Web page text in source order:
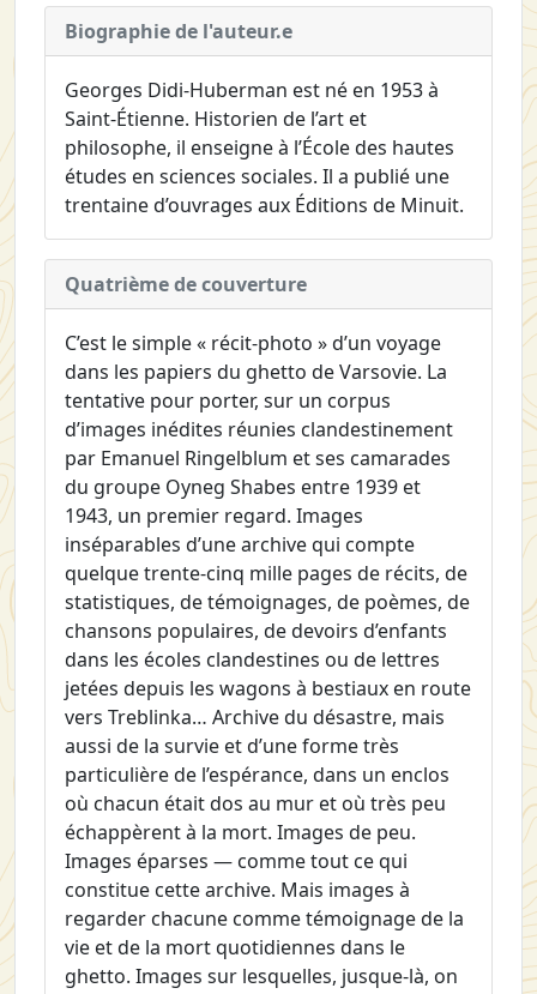
Biographie de l'auteur.e
Georges Didi-Huberman est né en 1953 à
Saint-Étienne. Historien de l’art et
philosophe, il enseigne à l’École des hautes
études en sciences sociales. Il a publié une
trentaine d’ouvrages aux Éditions de Minuit.
Quatrième de couverture
C’est le simple « récit-photo » d’un voyage
dans les papiers du ghetto de Varsovie. La
tentative pour porter, sur un corpus
d’images inédites réunies clandestinement
par Emanuel Ringelblum et ses camarades
du groupe Oyneg Shabes entre 1939 et
1943, un premier regard. Images
inséparables d’une archive qui compte
quelque trente-cinq mille pages de récits, de
statistiques, de témoignages, de poèmes, de
chansons populaires, de devoirs d’enfants
dans les écoles clandestines ou de lettres
jetées depuis les wagons à bestiaux en route
vers Treblinka… Archive du désastre, mais
aussi de la survie et d’une forme très
particulière de l’espérance, dans un enclos
où chacun était dos au mur et où très peu
échappèrent à la mort. Images de peu.
Images éparses — comme tout ce qui
constitue cette archive. Mais images à
regarder chacune comme témoignage de la
vie et de la mort quotidiennes dans le
ghetto. Images sur lesquelles, jusque-là, on